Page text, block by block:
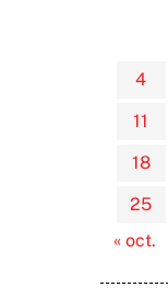
4
11
18
25
« oct.